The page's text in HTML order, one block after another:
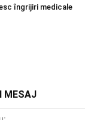
îngrijiri medicale
MESAJ